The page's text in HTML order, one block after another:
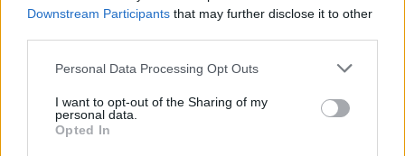
Downstream Participants that may further disclose it to other
Personal Data Processing Opt Outs
I want to opt-out of the Sharing of my
personal data.
Opted In
Il TikiTaka Francavilla elimina il Pescara e va in
Finale Scudetto!
Sorpresona nel derby abruzzese